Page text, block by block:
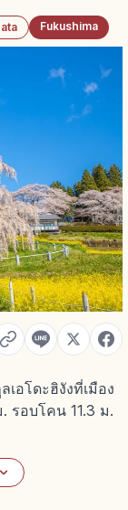
Fukushima
อโดะฮิงังที่เมือง
รอบโคน 11.3 ม.